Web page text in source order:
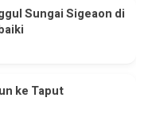
Sungai Sigeaon di
ke Taput